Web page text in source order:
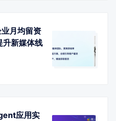
业月均留资
新媒体线
应用实